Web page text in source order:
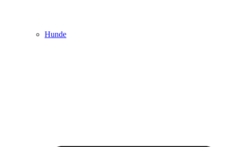
Hunde